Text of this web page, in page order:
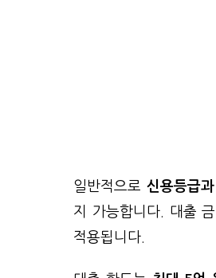
일반적으로 신용등급
지 가능합니다. 대출
적용됩니다.